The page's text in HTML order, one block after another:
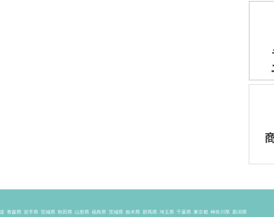
青森県 岩手県 宮城県 秋田県 山形県 福島県 茨城県 栃木県 群馬県 埼玉県 千葉県 東京都 神奈川県 新潟県